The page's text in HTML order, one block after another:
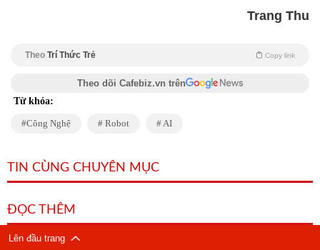
Trang Thu
Theo Trí Thức Trẻ Copy link
Theo dõi Cafebiz.vn trên
Từ khóa:
Công Nghệ Robot AI
TIN CÙNG CHUYÊN MỤC
ĐỌC THÊM
Lên đầu trang